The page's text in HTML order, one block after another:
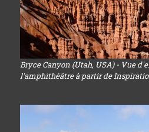
Bryce Canyon (Utah, USA) - Vue
l'amphithéâtre à partir de